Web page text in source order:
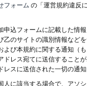
フォーム の「運営規約違反
込フォームに記載した情
乙のサイトの識別情報など
び本規約に関する通知（
レス宛てに送信すること
レスに送信された一切の通
に該当する場合で、アソ